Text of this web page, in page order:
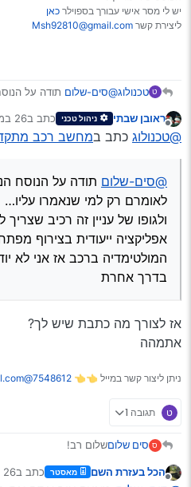
יש לי מסר אישי עבורך בספוילר כאן
ליצירת קשר Msh92810@gmail.com
ט טכנולוג@סים-שלום תודה על
ולגופו של עניין זה רכיב
ייעודית בצירוף מפתח
מנותק
ראובן שבתי ניהול טכני כתב ב26 במרץ 2024, 22:53
נערך
@טכנולוג כתב במחשב רכב
@סים-שלום תודה על הנוסח
לאומרם רק למי שנאמרו עליו…
ולגופו של עניין זה רכיב
אפליקציה ייעודית בצירוף
המולטימדיה ברכב אז אני לא
בדרך אחרת
אז לצורך מה כתבת שיש לך?
אתמהה
ניתן ליצור קשר במייל 👈👈 7548612@gmail.com
ט תגובה 1
ס סים שלוםשלום רב!
שקשורים לABS ולבקרת היציבות?הכל בעזרת השם מאסטר כתב ב26 במרץ 2024, 23:10
נערך